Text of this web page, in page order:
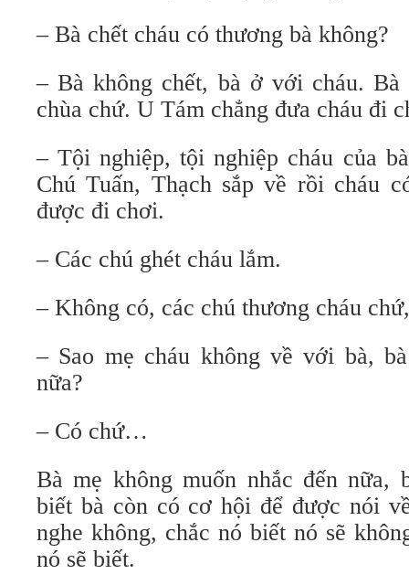
– Bà chết cháu có thương bà không?
– Bà không chết, bà ở với cháu. Bà
chùa chứ. U Tám chẳng đưa cháu đi
– Tội nghiệp, tội nghiệp cháu của
Chú Tuấn, Thạch sắp về rồi cháu
được đi chơi.
– Các chú ghét cháu lắm.
– Không có, các chú thương cháu
– Sao mẹ cháu không về với bà,
nữa?
– Có chứ…
Bà mẹ không muốn nhắc đến nữa,
biết bà còn có cơ hội để được nói
nghe không, chắc nó biết nó sẽ
nó sẽ biết.